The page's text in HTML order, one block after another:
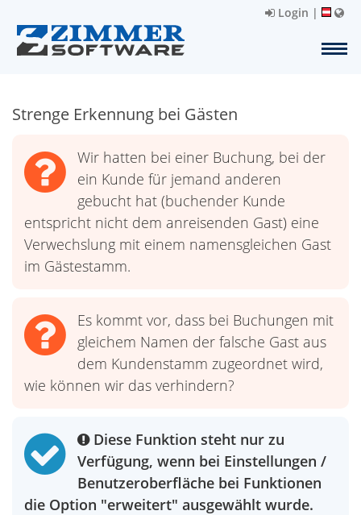
Login |
Strenge Erkennung bei Gästen
Wir hatten bei einer Buchung, bei der
ein Kunde für jemand anderen
gebucht hat (buchender Kunde
entspricht nicht dem anreisenden Gast) eine
Verwechslung mit einem namensgleichen Gast
im Gästestamm.
Es kommt vor, dass bei Buchungen mit
gleichem Namen der falsche Gast aus
dem Kundenstamm zugeordnet wird,
wie können wir das verhindern?
Diese Funktion steht nur zu
Verfügung, wenn bei Einstellungen /
Benutzeroberfläche bei Funktionen
die Option "erweitert" ausgewählt wurde.